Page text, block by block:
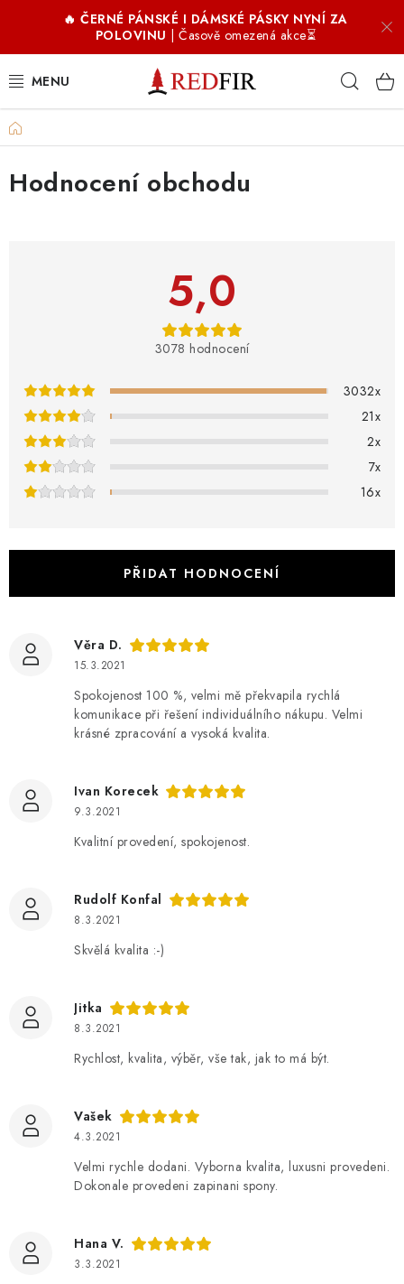
PÁNSKÉ OPASKY
DÁMSKÉ OPASKY
O NÁS
KONTAKTY
Reklamace a vrácení
Blog
🔥 ČERNÉ PÁNSKÉ I DÁMSKÉ PÁSKY NYNÍ ZA
POLOVINU | Časově omezená akce⏳
Domů
Hodnocení obchodu
5,0
3078 hodnocení
3032x
21x
2x
7x
16x
PŘIDAT HODNOCENÍ
V
Věra D.
15.3.2021
Spokojenost 100 %, velmi mě překvapila rychlá
komunikace při řešení individuálního nákupu. Velmi
krásné zpracování a vysoká kvalita.
Ivan Korecek
9.3.2021
Kvalitní provedení, spokojenost.
Rudolf Konfal
8.3.2021
Skvělá kvalita :-)
Jitka
8.3.2021
Rychlost, kvalita, výběr, vše tak, jak to má být.
Vašek
4.3.2021
Velmi rychle dodani. Vyborna kvalita, luxusni provedeni.
Dokonale provedeni zapinani spony.
Hana V.
3.3.2021